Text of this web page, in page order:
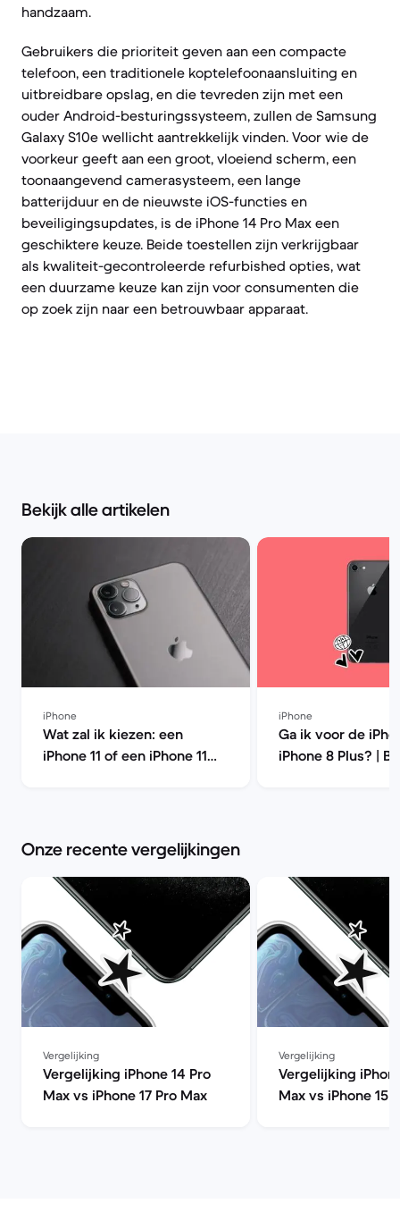
handzaam.
Gebruikers die prioriteit geven aan een compacte
telefoon, een traditionele koptelefoonaansluiting en
uitbreidbare opslag, en die tevreden zijn met een
ouder Android-besturingssysteem, zullen de Samsung
Galaxy S10e wellicht aantrekkelijk vinden. Voor wie de
voorkeur geeft aan een groot, vloeiend scherm, een
toonaangevend camerasysteem, een lange
batterijduur en de nieuwste iOS-functies en
beveiligingsupdates, is de iPhone 14 Pro Max een
geschiktere keuze. Beide toestellen zijn verkrijgbaar
als kwaliteit-gecontroleerde refurbished opties, wat
een duurzame keuze kan zijn voor consumenten die
op zoek zijn naar een betrouwbaar apparaat.
Bekijk alle artikelen
iPhone
Wat zal ik kiezen: een
iPhone 11 of een iPhone 11
iPhone
Ga ik voor de
iPhone 8 Plus? |
Onze recente vergelijkingen
Vergelijking
Vergelijking iPhone 14 Pro
Max vs iPhone 17 Pro Max
Vergelijking
Vergelijking
Max vs iPhone 15